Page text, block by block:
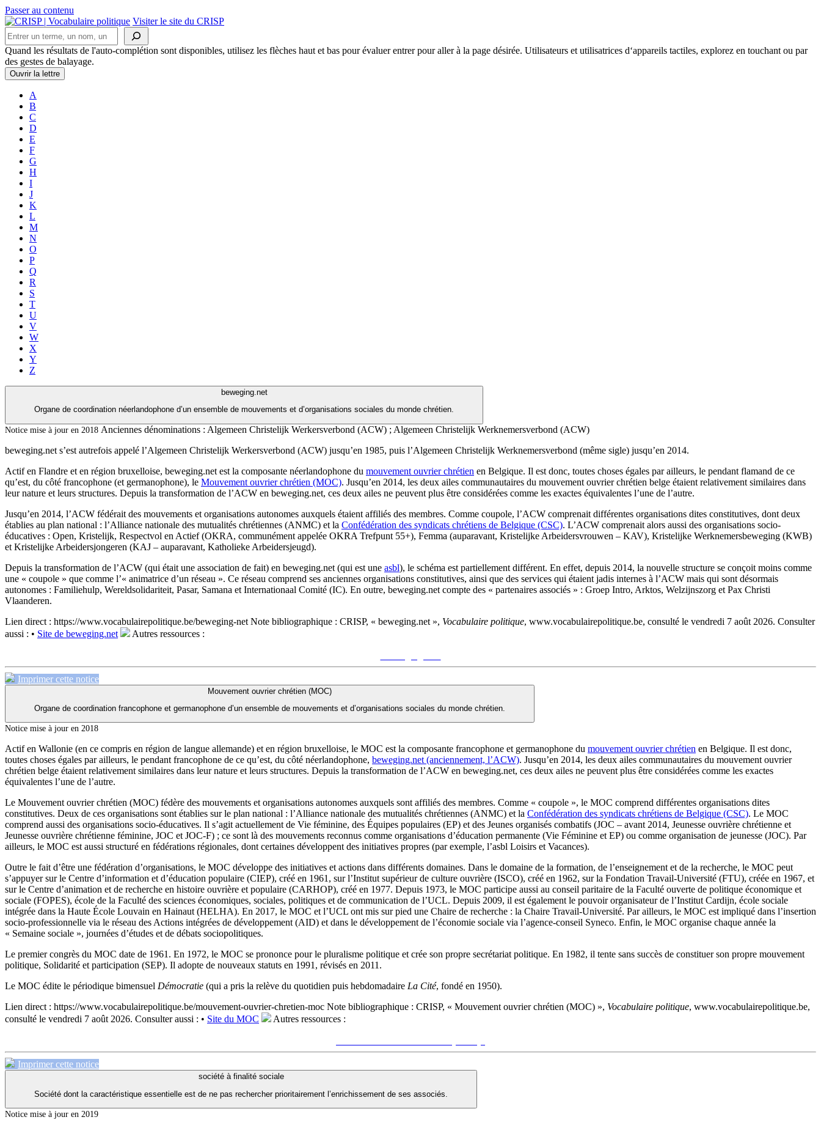
Passer au contenu
Navigation
principale
Visiter le site du CRISP
Rechercher
Quand les résultats de l'auto-complétion sont disponibles, utilisez les flèches haut et bas pour évaluer entrer pour aller à la page désirée. Utilisateurs et utilisatrices d‘appareils tactiles, explorez en touchant ou par
des gestes de balayage.
Ouvrir la lettre
A
B
C
D
E
F
G
H
I
J
K
L
M
N
O
P
Q
R
S
T
U
V
W
X
Y
Z
beweging.net
Organe de coordination néerlandophone d’un ensemble de mouvements et d’organisations sociales du monde chrétien.
Notice mise à jour en 2018 Anciennes dénominations : Algemeen Christelijk Werkersverbond (ACW) ; Algemeen Christelijk Werknemersverbond (ACW)
beweging.net s’est autrefois appelé l’Algemeen Christelijk Werkersverbond (ACW) jusqu’en 1985, puis l’Algemeen Christelijk Werknemersverbond (même sigle) jusqu’en 2014.
Actif en Flandre et en région bruxelloise, beweging.net est la composante néerlandophone du mouvement ouvrier chrétien en Belgique. Il est donc, toutes choses égales par ailleurs, le pendant flamand de ce
qu’est, du côté francophone (et germanophone), le Mouvement ouvrier chrétien (MOC). Jusqu’en 2014, les deux ailes communautaires du mouvement ouvrier chrétien belge étaient relativement similaires dans
leur nature et leurs structures. Depuis la transformation de l’ACW en beweging.net, ces deux ailes ne peuvent plus être considérées comme les exactes équivalentes l’une de l’autre.
Jusqu’en 2014, l’ACW fédérait des mouvements et organisations autonomes auxquels étaient affiliés des membres. Comme coupole, l’ACW comprenait différentes organisations dites constitutives, dont deux
établies au plan national : l’Alliance nationale des mutualités chrétiennes (ANMC) et la Confédération des syndicats chrétiens de Belgique (CSC). L’ACW comprenait alors aussi des organisations socio-
éducatives : Open, Kristelijk, Respectvol en Actief (OKRA, communément appelée OKRA Trefpunt 55+), Femma (auparavant, Kristelijke Arbeidersvrouwen – KAV), Kristelijke Werknemersbeweging (KWB)
et Kristelijke Arbeidersjongeren (KAJ – auparavant, Katholieke Arbeidersjeugd).
Depuis la transformation de l’ACW (qui était une association de fait) en beweging.net (qui est une asbl), le schéma est partiellement différent. En effet, depuis 2014, la nouvelle structure se conçoit moins comme
une « coupole » que comme l’« animatrice d’un réseau ». Ce réseau comprend ses anciennes organisations constitutives, ainsi que des services qui étaient jadis internes à l’ACW mais qui sont désormais
autonomes : Familiehulp, Wereldsolidariteit, Pasar, Samana et Internationaal Comité (IC). En outre, beweging.net compte des « partenaires associés » : Groep Intro, Arktos, Welzijnszorg et Pax Christi
Vlaanderen.
Lien direct : https://www.vocabulairepolitique.be/beweging-net Note bibliographique : CRISP, « beweging.net », Vocabulaire politique, www.vocabulairepolitique.be, consulté le vendredi 7 août 2026. Consulter
aussi : • Site de beweging.net
Autres ressources :
Imprimer cette notice
Mouvement ouvrier chrétien (MOC)
Organe de coordination francophone et germanophone d’un ensemble de mouvements et d’organisations sociales du monde chrétien.
Notice mise à jour en 2018
Actif en Wallonie (en ce compris en région de langue allemande) et en région bruxelloise, le MOC est la composante francophone et germanophone du mouvement ouvrier chrétien en Belgique. Il est donc,
toutes choses égales par ailleurs, le pendant francophone de ce qu’est, du côté néerlandophone, beweging.net (anciennement, l’ACW). Jusqu’en 2014, les deux ailes communautaires du mouvement ouvrier
chrétien belge étaient relativement similaires dans leur nature et leurs structures. Depuis la transformation de l’ACW en beweging.net, ces deux ailes ne peuvent plus être considérées comme les exactes
équivalentes l’une de l’autre.
Le Mouvement ouvrier chrétien (MOC) fédère des mouvements et organisations autonomes auxquels sont affiliés des membres. Comme « coupole », le MOC comprend différentes organisations dites
constitutives. Deux de ces organisations sont établies sur le plan national : l’Alliance nationale des mutualités chrétiennes (ANMC) et la Confédération des syndicats chrétiens de Belgique (CSC). Le MOC
comprend aussi des organisations socio-éducatives. Il s’agit actuellement de Vie féminine, des Équipes populaires (EP) et des Jeunes organisés combatifs (JOC – avant 2014, Jeunesse ouvrière chrétienne et
Jeunesse ouvrière chrétienne féminine, JOC et JOC-F) ; ce sont là des mouvements reconnus comme organisations d’éducation permanente (Vie Féminine et EP) ou comme organisation de jeunesse (JOC). Par
ailleurs, le MOC est aussi structuré en fédérations régionales, dont certaines développent des initiatives propres (par exemple, l’asbl Loisirs et Vacances).
Outre le fait d’être une fédération d’organisations, le MOC développe des initiatives et actions dans différents domaines. Dans le domaine de la formation, de l’enseignement et de la recherche, le MOC peut
s’appuyer sur le Centre d’information et d’éducation populaire (CIEP), créé en 1961, sur l’Institut supérieur de culture ouvrière (ISCO), créé en 1962, sur la Fondation Travail-Université (FTU), créée en 1967, et
sur le Centre d’animation et de recherche en histoire ouvrière et populaire (CARHOP), créé en 1977. Depuis 1973, le MOC participe aussi au conseil paritaire de la Faculté ouverte de politique économique et
sociale (FOPES), école de la Faculté des sciences économiques, sociales, politiques et de communication de l’UCL. Depuis 2009, il est également le pouvoir organisateur de l’Institut Cardijn, école sociale
intégrée dans la Haute École Louvain en Hainaut (HELHA). En 2017, le MOC et l’UCL ont mis sur pied une Chaire de recherche : la Chaire Travail-Université. Par ailleurs, le MOC est impliqué dans l’insertion
socio-professionnelle via le réseau des Actions intégrées de développement (AID) et dans le développement de l’économie sociale via l’agence-conseil Syneco. Enfin, le MOC organise chaque année la
« Semaine sociale », journées d’études et de débats sociopolitiques.
Le premier congrès du MOC date de 1961. En 1972, le MOC se prononce pour le pluralisme politique et crée son propre secrétariat politique. En 1982, il tente sans succès de constituer son propre mouvement
politique, Solidarité et participation (SEP). Il adopte de nouveaux statuts en 1991, révisés en 2011.
Le MOC édite le périodique bimensuel Démocratie (qui a pris la relève du quotidien puis hebdomadaire La Cité, fondé en 1950).
Lien direct : https://www.vocabulairepolitique.be/mouvement-ouvrier-chretien-moc Note bibliographique : CRISP, « Mouvement ouvrier chrétien (MOC) », Vocabulaire politique, www.vocabulairepolitique.be,
consulté le vendredi 7 août 2026. Consulter aussi : • Site du MOC
Autres ressources :
Imprimer cette notice
société à finalité sociale
Société dont la caractéristique essentielle est de ne pas rechercher prioritairement l’enrichissement de ses associés.
Notice mise à jour en 2019